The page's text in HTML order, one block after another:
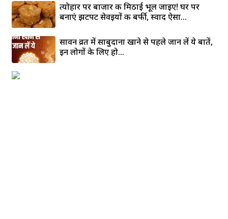
त्योहार पर बाजार की मिठाई भूल जाइए! घर पर
बनाएं झटपट सेवइयों की बर्फी, स्वाद ऐसा...
सावन व्रत में साबुदाना खाने से पहले जान लें ये बातें,
इन लोगों के लिए हो...